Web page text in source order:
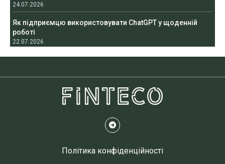
24.07.2026
Як підприємцю використовувати ChatGPT у щоденній
роботі
22.07.2026
Політика конфіденційності